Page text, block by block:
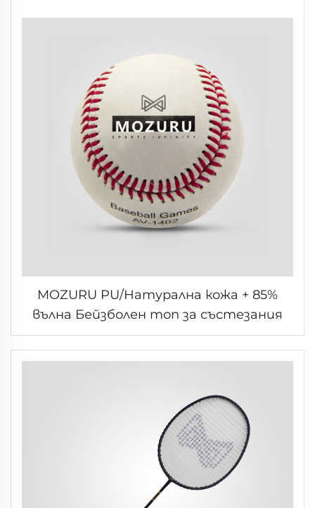
MOZURU PU/Натурална кожа + 85%
вълна Бейзболен топ за състезания